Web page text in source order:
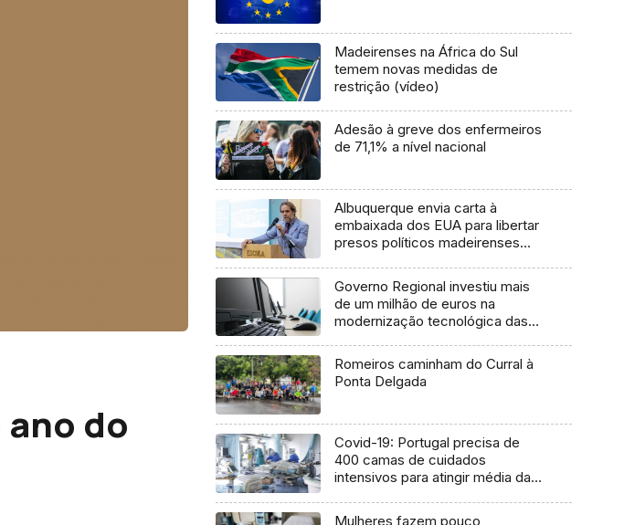
do
Madeirenses na África do Sul
temem novas medidas de
restrição (vídeo)
Adesão à greve dos enfermeiros
de 71,1% a nível nacional
Albuquerque envia carta à
embaixada dos EUA para libertar
presos políticos madeirenses
Governo Regional investiu mais
de um milhão de euros na
modernização tecnológica das
Romeiros caminham do Curral à
Ponta Delgada
Covid-19: Portugal precisa de
400 camas de cuidados
intensivos para atingir média da
Mulheres fazem pouco